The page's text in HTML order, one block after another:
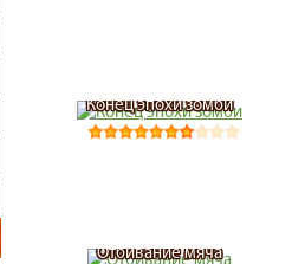
Конец эпохи зомби
Отбивание мяча